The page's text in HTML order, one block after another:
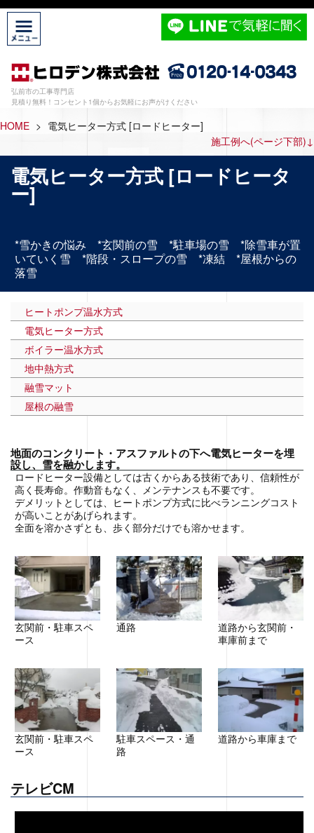
弘前市の工事専門店
見積り無料！コンセント1個からお気軽にお声がけください
HOME > 電気ヒーター方式 [ロードヒーター]
施工例へ(ページ下部)↓
電気ヒーター方式 [ロードヒータ
ー]
*雪かきの悩み *玄関前の雪 *駐車場の雪 *除雪車が置
いていく雪 *階段・スロープの雪 *凍結 *屋根からの
落雪
ヒートポンプ温水方式
電気ヒーター方式
ボイラー温水方式
地中熱方式
融雪マット
屋根の融雪
地面のコンクリート・アスファルトの下へ電気ヒーターを埋
設し、雪を融かします。
ロードヒーター設備としては古くからある技術であり、信頼性が
高く長寿命。作動音もなく、メンテナンスも不要です。
デメリットとしては、ヒートポンプ方式に比べランニングコスト
が高いことがあげられます。
全面を溶かさずとも、歩く部分だけでも溶かせます。
玄関前・駐車スペ
ース
通路
道路から玄関前・
車庫前まで
玄関前・駐車スペ
ース
駐車スペース・通
路
道路から車庫まで
テレビCM